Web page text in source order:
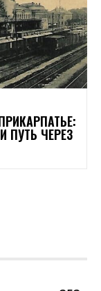
ПУТЬ ЧЕРЕЗ